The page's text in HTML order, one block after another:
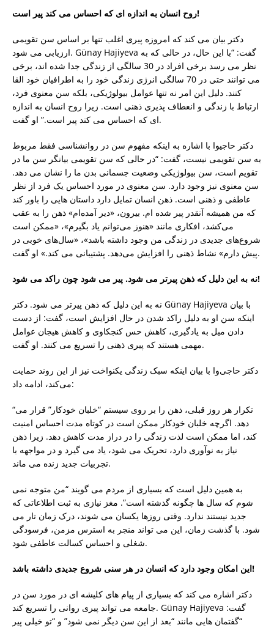
روح انسان به اندازه ای که احساس می کند پیر است!
دکتر بیان می کند که امروزه پیری اغلب تنها بر اساس سن تقویمی
ارزیابی می شود. Günay Hajiyeva گفت: “با این حال، در حالی که به
نظر می رسد برخی افراد در 30 سالگی از زندگی جدا شده اند، برخی
می توانند حتی در 70 سالگی انرژی زندگی خود را به اطرافیان خود القا
کنند. دلیل این امر نه تنها عوامل بیولوژیکی، بلکه سن معنوی فرد،
ارتباط با زندگی و انعطاف پذیری ذهنی است. زیرا روح انسان به اندازه
ای که احساس می کند پیر است.” او گفت.
دکتر حاجیوا با اشاره به اینکه مفهوم سن در روانشناسی فقط مربوط
به سن تقویمی نیست، گفت: “در حالی که سن تقویمی بیانگر سن ما در
تقویم است، سن بیولوژیکی وضعیت جسمانی بدن ما را نشان می دهد.
سن معنوی نیز وجود دارد. سن معنوی در مورد احساس یک فرد از نظر
عاطفی و ذهنی است. ذهن انسان تمایل دارد داستان هایی را باور کند
که من همیشه آنقدر پیر شده ام. بیرون، «دیر آمده‌ام» ذهن را به عقب
می‌کشد، افکاری مانند «هنوز می‌توانم یاد بگیرم»، «ممکن است
شروع‌های جدیدی در زندگی من وجود داشته باشد»، «سال‌های خوبی در
پیش دارم» نشاط ذهنی را افزایش می‌دهد. پشتیبانی می کند.» او گفت.
نه به این دلیل که ذهن پیرتر می شود. پیر می شود چون راکد می شود!
نه به این دلیل که ذهن پیرتر می شود. دکتر Günay Hajiyeva با بیان
اینکه سن او به دلیل راکد شدن در حال افزایش است، گفت: از دست
دادن میل به یادگیری، کاهش حس کنجکاوی و کاهش هیجان عوامل
مهمی هستند که پیری ذهنی را تسریع می کنند. او گفت.
دکتر حاجی‌وا با بیان اینکه سبک زندگی یکنواخت نیز از این روند حمایت
می‌کند، ادامه داد:
“تکرار هر روز قبلی، ذهن را بر روی سیستم “خلبان خودکار” قرار می
دهد. اگرچه خلبان خودکار ممکن است در کوتاه مدت احساس امنیت
کند، اما ممکن است لذت زندگی را در دراز مدت کاهش دهد. زیرا ذهن
نیاز به نوآوری دارد، تحریک می شود، یاد می گیرد و در مواجهه با
تجربیات جدید زنده می ماند.
به همین دلیل است که بسیاری از مردم می گویند “من متوجه نمی
شوم که سال ها چگونه گذشته است”. مغز نیازی به ثبت اطلاعاتی که
جدید نیستند ندارد. وقتی روزها یکسان می شوند، درک زمان تار می
شود. با گذشت زمان، این می تواند منجر به استرس مزمن، فرسودگی
شغلی و احساس کسالت عاطفی شود.
این امکان وجود دارد که انسان در هر سنی شروع جدیدی داشته باشد!
دکتر اشاره می کند که بسیاری از پیام های کلیشه ای در مورد سن در
جامعه می تواند پیری روانی را تسریع کند. Günay Hajiyeva گفت:
“گفتمان هایی مانند “بعد از این سن دیگر نمی شود” و “تو خیلی پیر